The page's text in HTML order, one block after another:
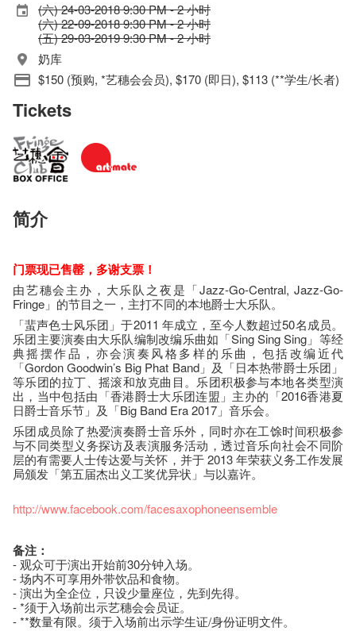
(六) 24-03-2018 9:30 PM - 2 小时
(六) 22-09-2018 9:30 PM - 2 小时
(五) 29-03-2019 9:30 PM - 2 小时
奶库
$150 (预购, *艺穗会会员), $170 (即日), $113 (**学生/长者)
Tickets
简介
门票现已售罄，多谢支票！
由艺穗会主办，大乐队之夜是「Jazz-Go-Central, Jazz-Go-
Fringe」的节目之一，主打不同的本地爵士大乐队。
「蜚声色士风乐团」于2011 年成立，至今人数超过50名成员。
乐团主要演奏由大乐队编制改编乐曲如「Sing Sing Sing」等经
典摇摆作品，亦会演奏风格多样的乐曲，包括改编近代
「Gordon Goodwin’s Big Phat Band」及「日本热带爵士乐团」
等乐团的拉丁、摇滚和放克曲目。乐团积极参与本地各类型演
出，当中包括由「香港爵士大乐团连盟」主办的「2016香港夏
日爵士音乐节」及「Big Band Era 2017」音乐会。
乐团成员除了热爱演奏爵士音乐外，同时亦在工馀时间积极参
与不同类型义务探访及表演服务活动，透过音乐向社会不同阶
层的有需要人士传达爱与关怀，并于 2013 年荣获义务工作发展
局颁发「第五届杰出义工奖优异状」与以嘉许。
http://www.facebook.com/facesaxophoneensemble
备注：
- 观众可于演出开始前30分钟入场。
- 场内不可享用外带饮品和食物。
- 演出为全企位，只设少量座位，先到先得。
- *须于入场前出示艺穗会会员证。
- **数量有限。须于入场前出示学生证/身份证明文件。